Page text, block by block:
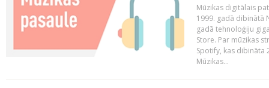
Mūzikas digitālais
1999. gadā dibinātā
gadā tehnoloģiju
Store. Par mūzikas
Spotify, kas dibināta
Mūzikas...